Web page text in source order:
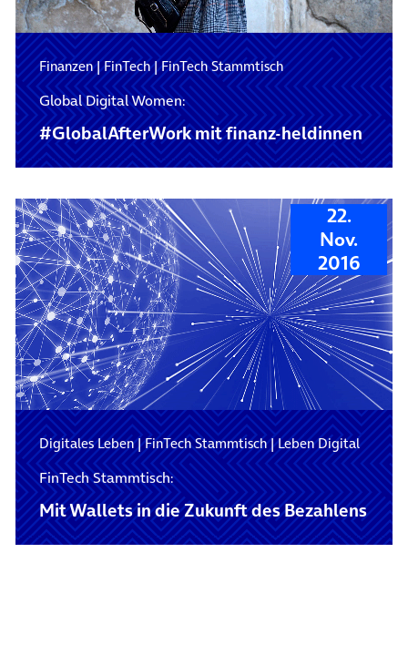
Finanzen|FinTech|FinTech Stammtisch
Global Digital Women:
#GlobalAfterWork mit finanz-heldinnen
22.
Nov.
2016
Digitales Leben|FinTech Stammtisch|Leben Digital
FinTech Stammtisch:
Mit Wallets in die Zukunft des Bezahlens